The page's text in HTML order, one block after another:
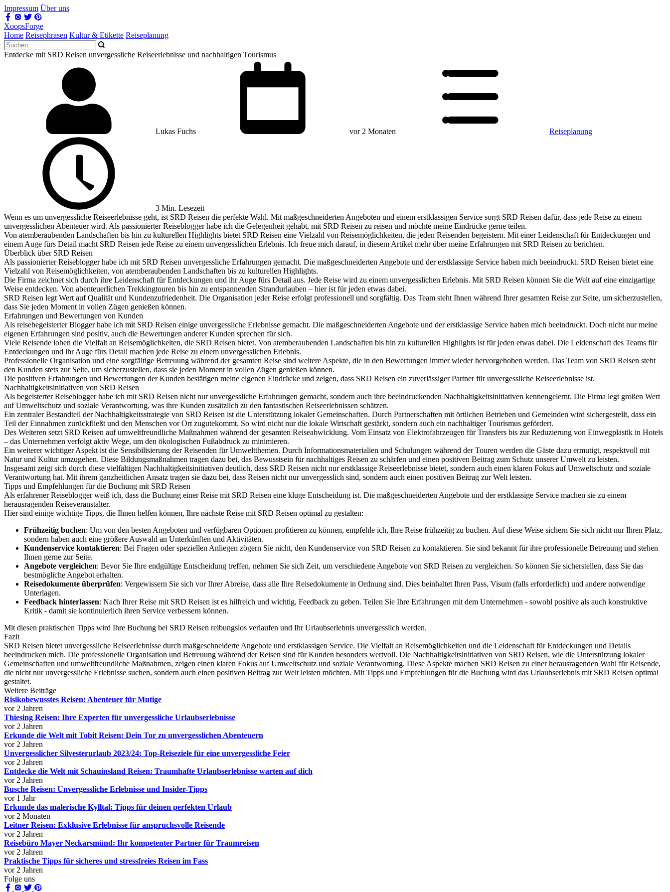
Impressum Über uns
XoopsForge
Home Reisephrasen Kultur & Etikette Reiseplanung
Entdecke mit SRD Reisen unvergessliche Reiseerlebnisse und nachhaltigen Tourismus
Lukas Fuchs vor 2 Monaten Reiseplanung
3 Min. Lesezeit
Wenn es um unvergessliche Reiseerlebnisse geht, ist SRD Reisen die perfekte Wahl. Mit maßgeschneiderten Angeboten und einem erstklassigen Service sorgt SRD Reisen dafür, dass jede Reise zu einem
unvergesslichen Abenteuer wird. Als passionierter Reiseblogger habe ich die Gelegenheit gehabt, mit SRD Reisen zu reisen und möchte meine Eindrücke gerne teilen.
Von atemberaubenden Landschaften bis hin zu kulturellen Highlights bietet SRD Reisen eine Vielzahl von Reisemöglichkeiten, die jeden Reisenden begeistern. Mit einer Leidenschaft für Entdeckungen und
einem Auge fürs Detail macht SRD Reisen jede Reise zu einem unvergesslichen Erlebnis. Ich freue mich darauf, in diesem Artikel mehr über meine Erfahrungen mit SRD Reisen zu berichten.
Überblick über SRD Reisen
Als passionierter Reiseblogger habe ich mit SRD Reisen unvergessliche Erfahrungen gemacht. Die maßgeschneiderten Angebote und der erstklassige Service haben mich beeindruckt. SRD Reisen bietet eine
Vielzahl von Reisemöglichkeiten, von atemberaubenden Landschaften bis zu kulturellen Highlights.
Die Firma zeichnet sich durch ihre Leidenschaft für Entdeckungen und ihr Auge fürs Detail aus. Jede Reise wird zu einem unvergesslichen Erlebnis. Mit SRD Reisen können Sie die Welt auf eine einzigartige
Weise entdecken. Von abenteuerlichen Trekkingtouren bis hin zu entspannenden Strandurlauben – hier ist für jeden etwas dabei.
SRD Reisen legt Wert auf Qualität und Kundenzufriedenheit. Die Organisation jeder Reise erfolgt professionell und sorgfältig. Das Team steht Ihnen während Ihrer gesamten Reise zur Seite, um sicherzustellen,
dass Sie jeden Moment in vollen Zügen genießen können.
Erfahrungen und Bewertungen von Kunden
Als reisebegeisterter Blogger habe ich mit SRD Reisen einige unvergessliche Erlebnisse gemacht. Die maßgeschneiderten Angebote und der erstklassige Service haben mich beeindruckt. Doch nicht nur meine
eigenen Erfahrungen sind positiv, auch die Bewertungen anderer Kunden sprechen für sich.
Viele Reisende loben die Vielfalt an Reisemöglichkeiten, die SRD Reisen bietet. Von atemberaubenden Landschaften bis hin zu kulturellen Highlights ist für jeden etwas dabei. Die Leidenschaft des Teams für
Entdeckungen und ihr Auge fürs Detail machen jede Reise zu einem unvergesslichen Erlebnis.
Professionelle Organisation und eine sorgfältige Betreuung während der gesamten Reise sind weitere Aspekte, die in den Bewertungen immer wieder hervorgehoben werden. Das Team von SRD Reisen steht
den Kunden stets zur Seite, um sicherzustellen, dass sie jeden Moment in vollen Zügen genießen können.
Die positiven Erfahrungen und Bewertungen der Kunden bestätigen meine eigenen Eindrücke und zeigen, dass SRD Reisen ein zuverlässiger Partner für unvergessliche Reiseerlebnisse ist.
Nachhaltigkeitsinitiativen von SRD Reisen
Als begeisterter Reiseblogger habe ich mit SRD Reisen nicht nur unvergessliche Erfahrungen gemacht, sondern auch ihre beeindruckenden Nachhaltigkeitsinitiativen kennengelernt. Die Firma legt großen Wert
auf Umweltschutz und soziale Verantwortung, was ihre Kunden zusätzlich zu den fantastischen Reiseerlebnissen schätzen.
Ein zentraler Bestandteil der Nachhaltigkeitsstrategie von SRD Reisen ist die Unterstützung lokaler Gemeinschaften. Durch Partnerschaften mit örtlichen Betrieben und Gemeinden wird sichergestellt, dass ein
Teil der Einnahmen zurückfließt und den Menschen vor Ort zugutekommt. So wird nicht nur die lokale Wirtschaft gestärkt, sondern auch ein nachhaltiger Tourismus gefördert.
Des Weiteren setzt SRD Reisen auf umweltfreundliche Maßnahmen während der gesamten Reiseabwicklung. Vom Einsatz von Elektrofahrzeugen für Transfers bis zur Reduzierung von Einwegplastik in Hotels
– das Unternehmen verfolgt aktiv Wege, um den ökologischen Fußabdruck zu minimieren.
Ein weiterer wichtiger Aspekt ist die Sensibilisierung der Reisenden für Umweltthemen. Durch Informationsmaterialien und Schulungen während der Touren werden die Gäste dazu ermutigt, respektvoll mit
Natur und Kultur umzugehen. Diese Bildungsmaßnahmen tragen dazu bei, das Bewusstsein für nachhaltiges Reisen zu schärfen und einen positiven Beitrag zum Schutz unserer Umwelt zu leisten.
Insgesamt zeigt sich durch diese vielfältigen Nachhaltigkeitsinitiativen deutlich, dass SRD Reisen nicht nur erstklassige Reiseerlebnisse bietet, sondern auch einen klaren Fokus auf Umweltschutz und soziale
Verantwortung hat. Mit ihrem ganzheitlichen Ansatz tragen sie dazu bei, dass Reisen nicht nur unvergesslich sind, sondern auch einen positiven Beitrag zur Welt leisten.
Tipps und Empfehlungen für die Buchung mit SRD Reisen
Als erfahrener Reiseblogger weiß ich, dass die Buchung einer Reise mit SRD Reisen eine kluge Entscheidung ist. Die maßgeschneiderten Angebote und der erstklassige Service machen sie zu einem
herausragenden Reiseveranstalter.
Hier sind einige wichtige Tipps, die Ihnen helfen können, Ihre nächste Reise mit SRD Reisen optimal zu gestalten:
Frühzeitig buchen: Um von den besten Angeboten und verfügbaren Optionen profitieren zu können, empfehle ich, Ihre Reise frühzeitig zu buchen. Auf diese Weise sichern Sie sich nicht nur Ihren Platz,
sondern haben auch eine größere Auswahl an Unterkünften und Aktivitäten.
Kundenservice kontaktieren: Bei Fragen oder speziellen Anliegen zögern Sie nicht, den Kundenservice von SRD Reisen zu kontaktieren. Sie sind bekannt für ihre professionelle Betreuung und stehen
Ihnen gerne zur Seite.
Angebote vergleichen: Bevor Sie Ihre endgültige Entscheidung treffen, nehmen Sie sich Zeit, um verschiedene Angebote von SRD Reisen zu vergleichen. So können Sie sicherstellen, dass Sie das
bestmögliche Angebot erhalten.
Reisedokumente überprüfen: Vergewissern Sie sich vor Ihrer Abreise, dass alle Ihre Reisedokumente in Ordnung sind. Dies beinhaltet Ihren Pass, Visum (falls erforderlich) und andere notwendige
Unterlagen.
Feedback hinterlassen: Nach Ihrer Reise mit SRD Reisen ist es hilfreich und wichtig, Feedback zu geben. Teilen Sie Ihre Erfahrungen mit dem Unternehmen - sowohl positive als auch konstruktive
Kritik - damit sie kontinuierlich ihren Service verbessern können.
Mit diesen praktischen Tipps wird Ihre Buchung bei SRD Reisen reibungslos verlaufen und Ihr Urlaubserlebnis unvergesslich werden.
Fazit
SRD Reisen bietet unvergessliche Reiseerlebnisse durch maßgeschneiderte Angebote und erstklassigen Service. Die Vielfalt an Reisemöglichkeiten und die Leidenschaft für Entdeckungen und Details
beeindrucken mich. Die professionelle Organisation und Betreuung während der Reisen sind für Kunden besonders wertvoll. Die Nachhaltigkeitsinitiativen von SRD Reisen, wie die Unterstützung lokaler
Gemeinschaften und umweltfreundliche Maßnahmen, zeigen einen klaren Fokus auf Umweltschutz und soziale Verantwortung. Diese Aspekte machen SRD Reisen zu einer herausragenden Wahl für Reisende,
die nicht nur unvergessliche Erlebnisse suchen, sondern auch einen positiven Beitrag zur Welt leisten möchten. Mit Tipps und Empfehlungen für die Buchung wird das Urlaubserlebnis mit SRD Reisen optimal
gestaltet.
Weitere Beiträge
Risikobewusstes Reisen: Abenteuer für Mutige
vor 2 Jahren
Thiesing Reisen: Ihre Experten für unvergessliche Urlaubserlebnisse
vor 2 Jahren
Erkunde die Welt mit Tobit Reisen: Dein Tor zu unvergesslichen Abenteuern
vor 2 Jahren
Unvergesslicher Silvesterurlaub 2023/24: Top-Reiseziele für eine unvergessliche Feier
vor 2 Jahren
Entdecke die Welt mit Schauinsland Reisen: Traumhafte Urlaubserlebnisse warten auf dich
vor 2 Jahren
Busche Reisen: Unvergessliche Erlebnisse und Insider-Tipps
vor 1 Jahr
Erkunde das malerische Kylltal: Tipps für deinen perfekten Urlaub
vor 2 Monaten
Leitner Reisen: Exklusive Erlebnisse für anspruchsvolle Reisende
vor 2 Jahren
Reisebüro Mayer Neckarsmünd: Ihr kompetenter Partner für Traumreisen
vor 2 Jahren
Praktische Tipps für sicheres und stressfreies Reisen im Fass
vor 2 Jahren
Folge uns